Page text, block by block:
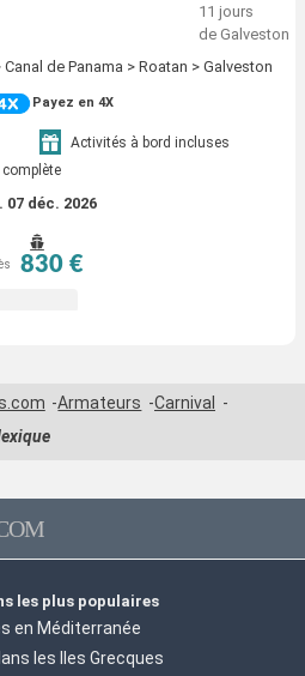
11 jours
de Galveston
de Panama > Roatan > Galveston
Payez en 4X
Activités à bord incluses
07 déc. 2026
830 €
Armateurs
Carnival
les plus populaires
en Méditerranée
les Iles Grecques